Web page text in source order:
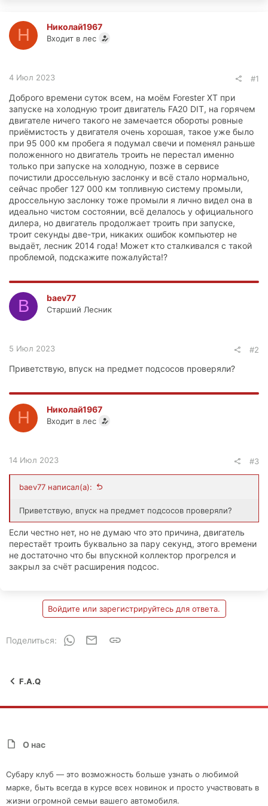
Н Николай1967
Входит в лес
4 Июл 2023 #1
Доброго времени суток всем, на моём Forester XT при
запуске на холодную троит двигатель FA20 DIT, на горячем
двигателе ничего такого не замечается обороты ровные
приёмистость у двигателя очень хорошая, такое уже было
при 95 000 км пробега я подумал свечи и поменял раньше
положенного но двигатель троить не перестал именно
только при запуске на холодную, позже в сервисе
почистили дроссельную заслонку и всё стало нормально,
сейчас пробег 127 000 км топливную систему промыли,
дроссельную заслонку тоже промыли я лично видел она в
идеально чистом состоянии, всё делалось у официального
дилера, но двигатель продолжает троить при запуске,
троит секунды две-три, никаких ошибок компьютер не
выдаёт, лесник 2014 года! Может кто сталкивался с такой
проблемой, подскажите пожалуйста!?
B baev77
Старший Лесник
5 Июл 2023 #2
Приветствую, впуск на предмет подсосов проверяли?
Н Николай1967
Входит в лес
14 Июл 2023 #3
baev77 написал(а):
Приветствую, впуск на предмет подсосов проверяли?
Если честно нет, но не думаю что это причина, двигатель
перестаёт троить буквально за пару секунд, этого времени
не достаточно что бы впускной коллектор прогрелся и
закрыл за счёт расширения подсос.
Войдите или зарегистрируйтесь для ответа.
Поделиться: WhatsAppЭлектронная почта
F.A.Q
О нас
Субару клуб — это возможность больше узнать о любимой
марке, быть всегда в курсе всех новинок и просто участвовать в
жизни огромной семьи вашего автомобиля.